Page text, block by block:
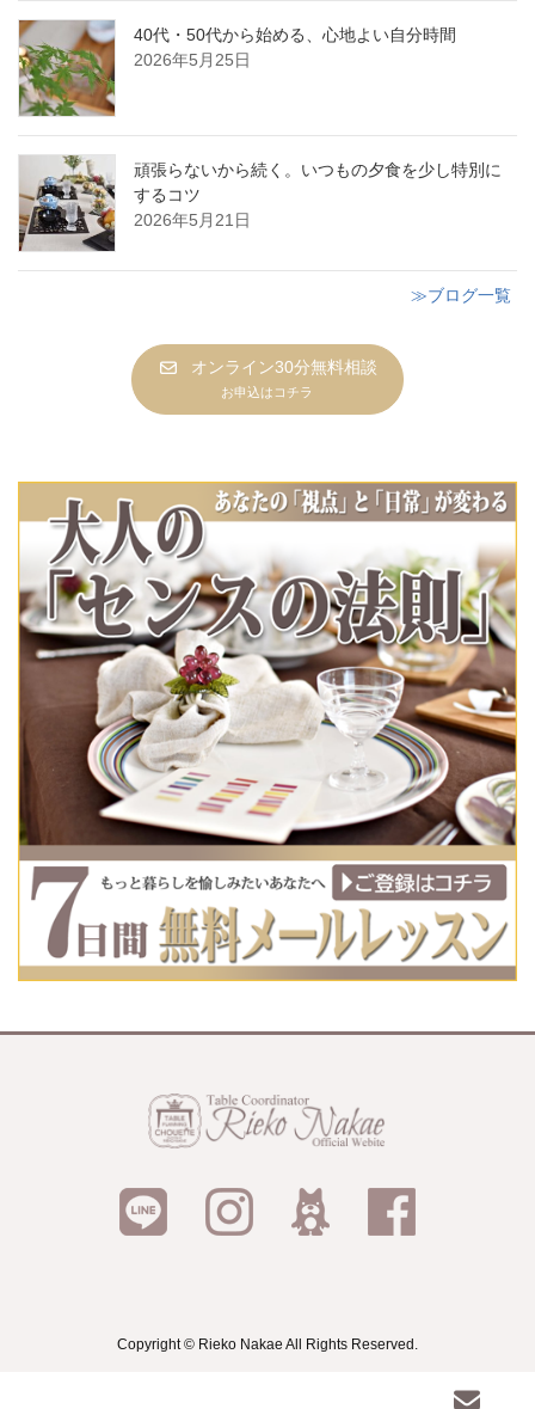
40代・50代から始める、心地よい自分時間
2026年5月25日
頑張らないから続く。いつもの夕食を少し特別に
するコツ
2026年5月21日
≫ブログ一覧
オンライン30分無料相談
お申込はコチラ
Copyright © Rieko Nakae All Rights Reserved.